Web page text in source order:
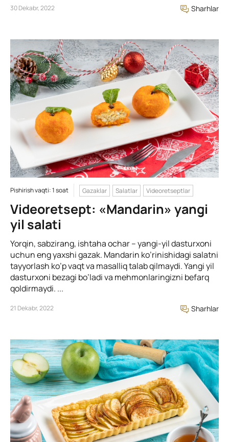
30 Dekabr, 2022 Sharhlar
Pishirish vaqti: 1 soat Gazaklar Salatlar Videoretseptlar
Videoretsept: «Mandarin» yangi
yil salati
Yorqin, sabzirang, ishtaha ochar – yangi-yil dasturxoni
uchun eng yaxshi gazak. Mandarin ko’rinishidagi salatni
tayyorlash ko’p vaqt va masalliq talab qilmaydi. Yangi yil
dasturxoni bezagi bo’ladi va mehmonlaringizni befarq
qoldirmaydi. ...
21 Dekabr, 2022 Sharhlar